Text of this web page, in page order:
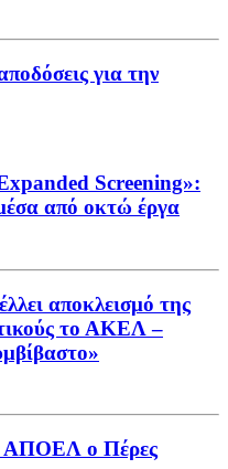
για την
Screening»:
από οκτώ έργα
αποκλεισμό της
το ΑΚΕΛ –
ΑΠΟΕΛ ο Πέρες